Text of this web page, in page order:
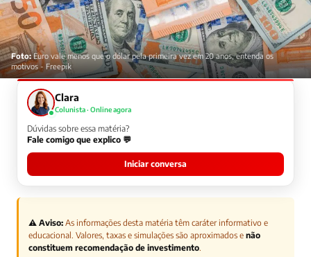
Foto:Euro vale menos que o dólar pela primeira vez em 20 anos; entenda os
motivos - Freepik
Clara
Colunista · Online agora
Dúvidas sobre essa matéria?
Fale comigo que explico 💬
Iniciar conversa
⚠️ Aviso: As informações desta matéria têm caráter informativo e
educacional. Valores, taxas e simulações são aproximados e não
constituem recomendação de investimento.